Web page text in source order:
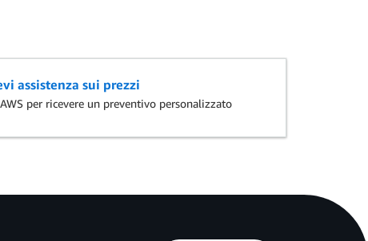
assistenza sui prezzi
per ricevere un preventivo personalizzato